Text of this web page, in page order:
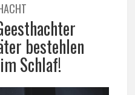
bestehlen
Schlaf!